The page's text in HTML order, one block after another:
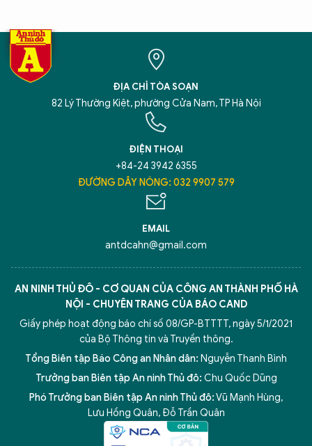
ĐỊA CHỈ TÒA SOẠN
82 Lý Thường Kiệt, phường Cửa Nam, TP Hà Nội
ĐIỆN THOẠI
+84-24 3942 6355
ĐƯỜNG DÂY NÓNG: 032 9907 579
EMAIL
antdcahn@gmail.com
AN NINH THỦ ĐÔ - CƠ QUAN CỦA CÔNG AN THÀNH PHỐ HÀ
NỘI - CHUYÊN TRANG CỦA BÁO CAND
Giấy phép hoạt động báo chí số 08/GP-BTTTT, ngày 5/1/2021
của Bộ Thông tin và Truyền thông.
Tổng Biên tập Báo Công an Nhân dân: Nguyễn Thanh Bình
Trưởng ban Biên tập An ninh Thủ đô: Chu Quốc Dũng
Phó Trưởng ban Biên tập An ninh Thủ đô:Vũ Mạnh Hùng,
Lưu Hồng Quân, Đỗ Trần Quân